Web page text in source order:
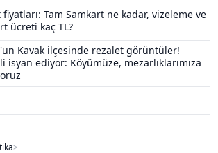
fiyatları: Tam Samkart ne kadar, vizeleme ve
ücreti kaç TL?
Kavak ilçesinde rezalet görüntüler!
isyan ediyor: Köyümüze, mezarlıklarımıza
>